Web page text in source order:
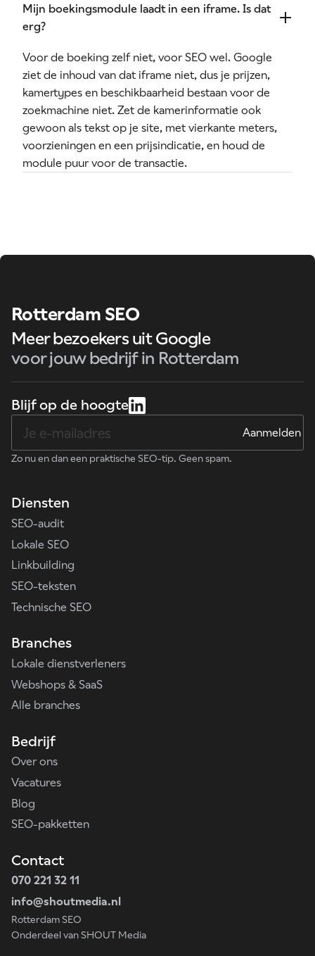
Mijn boekingsmodule laadt in een iframe. Is dat
erg?
Voor de boeking zelf niet, voor SEO wel. Google
ziet de inhoud van dat iframe niet, dus je prijzen,
kamertypes en beschikbaarheid bestaan voor de
zoekmachine niet. Zet de kamerinformatie ook
gewoon als tekst op je site, met vierkante meters,
voorzieningen en een prijsindicatie, en houd de
module puur voor de transactie.
Rotterdam SEO
Meer bezoekers uit Google
voor jouw bedrijf in Rotterdam
Blijf op de hoogte
Zo nu en dan een praktische SEO-tip. Geen spam.
Diensten
SEO-audit
Lokale SEO
Linkbuilding
SEO-teksten
Technische SEO
Branches
Lokale dienstverleners
Webshops & SaaS
Alle branches
Bedrijf
Over ons
Vacatures
Blog
SEO-pakketten
Contact
070 221 32 11
info@shoutmedia.nl
Rotterdam SEO
Onderdeel van SHOUT Media